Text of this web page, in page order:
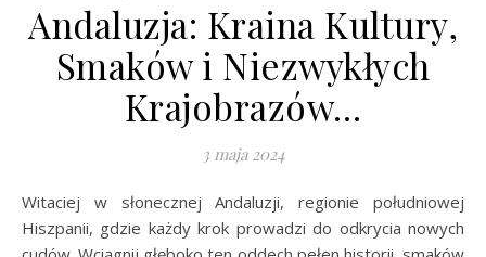
Andaluzja: Kraina Kultury,
Smaków i Niezwykłych
Krajobrazów…
3 maja 2024
Witaciej w słonecznej Andaluzji, regionie południowej
Hiszpanii, gdzie każdy krok prowadzi do odkrycia nowych